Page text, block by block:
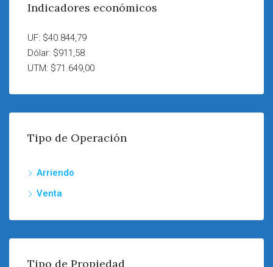
Indicadores económicos
UF: $40.844,79
Dólar: $911,58
UTM: $71.649,00
Tipo de Operación
Arriendo
Venta
Tipo de Propiedad